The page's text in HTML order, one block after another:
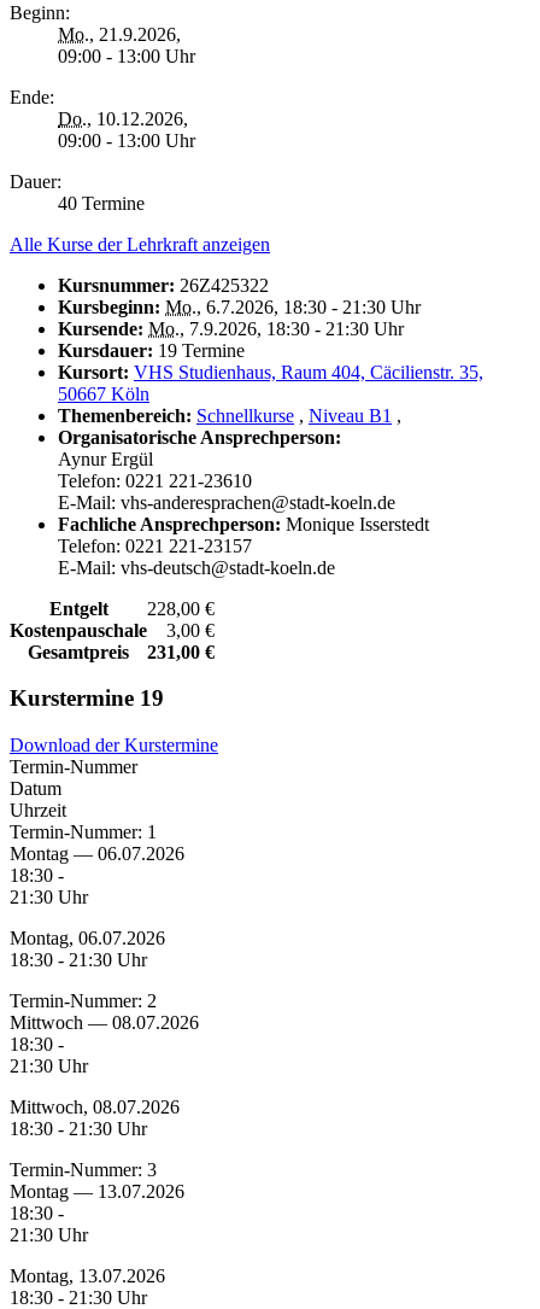
Beginn:
Mo., 21.9.2026,
09:00 - 13:00 Uhr
Ende:
Do., 10.12.2026,
09:00 - 13:00 Uhr
Dauer:
40 Termine
Alle Kurse der Lehrkraft anzeigen
Kursnummer: 26Z425322
Kursbeginn: Mo., 6.7.2026, 18:30 - 21:30 Uhr
Kursende: Mo., 7.9.2026, 18:30 - 21:30 Uhr
Kursdauer: 19 Termine
Kursort: VHS Studienhaus, Raum 404, Cäcilienstr. 35,
50667 Köln
Themenbereich: Schnellkurse , Niveau B1 ,
Organisatorische Ansprechperson:
Aynur Ergül
Telefon: 0221 221-23610
E-Mail: vhs-anderesprachen@stadt-koeln.de
Fachliche Ansprechperson: Monique Isserstedt
Telefon: 0221 221-23157
E-Mail: vhs-deutsch@stadt-koeln.de
Entgelt
228,00 €
Kostenpauschale
3,00 €
Gesamtpreis
231,00 €
Kurstermine 19
Download der Kurstermine
Termin-Nummer
Datum
Uhrzeit
Termin-Nummer: 1
Montag — 06.07.2026
18:30 -
21:30 Uhr
Montag, 06.07.2026
18:30 - 21:30 Uhr
Termin-Nummer: 2
Mittwoch — 08.07.2026
18:30 -
21:30 Uhr
Mittwoch, 08.07.2026
18:30 - 21:30 Uhr
Termin-Nummer: 3
Montag — 13.07.2026
18:30 -
21:30 Uhr
Montag, 13.07.2026
18:30 - 21:30 Uhr